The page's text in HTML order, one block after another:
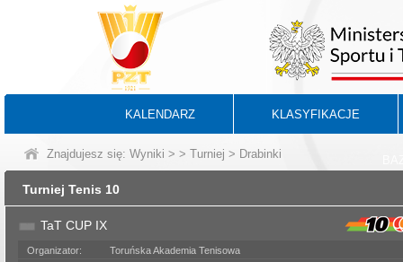
KALENDARZ KLASYFIKACJE
Znajdujesz się: Wyniki > > Turniej > Drabinki
Turniej Tenis 10
TaT CUP IX
Organizator:
Toruńska Akademia Tenisowa